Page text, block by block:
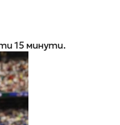
15 минути.